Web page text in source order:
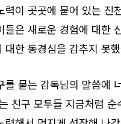
력이 곳곳에 묻어 있는 진
들은 새로운 경험에 대한
대한 동경심을 감추지 못
를 묻는 감독님의 말씀에
친구 모두들 지금처럼 순